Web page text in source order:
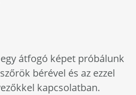
átfogó képet próbálunk
bérével és az ezzel
kapcsolatban.